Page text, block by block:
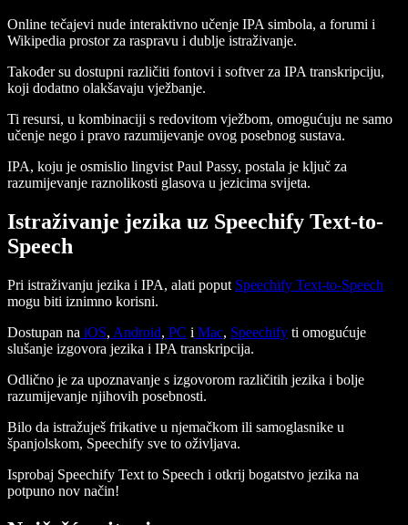
Online tečajevi nude interaktivno učenje IPA simbola, a forumi i
Wikipedia prostor za raspravu i dublje istraživanje.
Također su dostupni različiti fontovi i softver za IPA transkripciju,
koji dodatno olakšavaju vježbanje.
Ti resursi, u kombinaciji s redovitom vježbom, omogućuju ne samo
učenje nego i pravo razumijevanje ovog posebnog sustava.
IPA, koju je osmislio lingvist Paul Passy, postala je ključ za
razumijevanje raznolikosti glasova u jezicima svijeta.
Istraživanje jezika uz Speechify Text-to-
Speech
Pri istraživanju jezika i IPA, alati poput Speechify Text-to-Speech
mogu biti iznimno korisni.
Dostupan na iOS, Android, PC i Mac, Speechify ti omogućuje
slušanje izgovora jezika i IPA transkripcija.
Odlično je za upoznavanje s izgovorom različitih jezika i bolje
razumijevanje njihovih posebnosti.
Bilo da istražuješ frikative u njemačkom ili samoglasnike u
španjolskom, Speechify sve to oživljava.
Isprobaj Speechify Text to Speech i otkrij bogatstvo jezika na
potpuno nov način!